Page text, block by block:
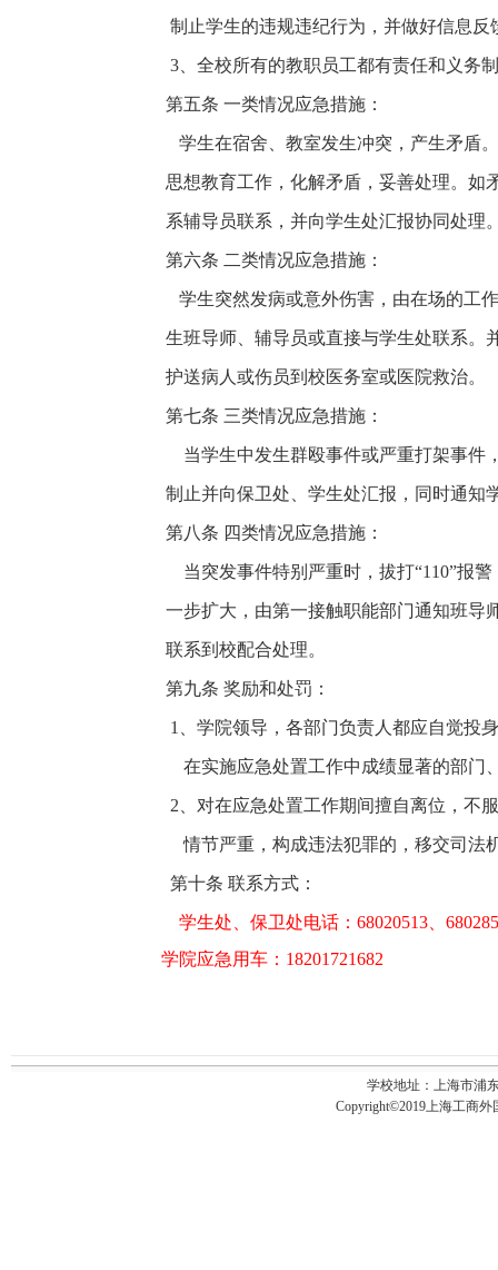
制止学生的违规违纪行为，并做好信息反
3 、全校所有的教职员工都有责任和义务
第五条 一类情况应急措施：
学生在宿舍、教室发生冲突，产生矛盾
思想教育工作，化解矛盾，妥善处理。如
系辅导员联系，并向学生处汇报协同处理
第六条 二类情况应急措施：
学生突然发病或意外伤害，由在场的工
生班导师、辅导员或直接与学生处联系。
护送病人或伤员到校医务室或医院救治。
第七条 三类情况应急措施：
当学生中发生群殴事件或严重打架事件
制止并向保卫处、学生处汇报，同时通知
第八条 四类情况应急措施：
当突发事件特别严重时，拔打“110”报警
一步扩大，由第一接触职能部门通知班导
联系到校配合处理。
第九条 奖励和处罚：
1 、学院领导，各部门负责人都应自觉投
在实施应急处置工作中成绩显著的部门
2 、对在应急处置工作期间擅自离位，不
情节严重，构成违法犯罪的，移交司法
第十条 联系方式：
学生处、保卫处电话：68020513、
学院应急用车：18201721682
学校地址：上海市浦
Copyright©2019上海工商外